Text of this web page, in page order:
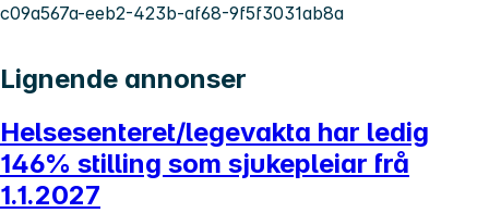
c09a567a-eeb2-423b-af68-9f5f3031ab8a
Lignende annonser
Helsesenteret/legevakta har ledig
146% stilling som sjukepleiar frå
1.1.2027